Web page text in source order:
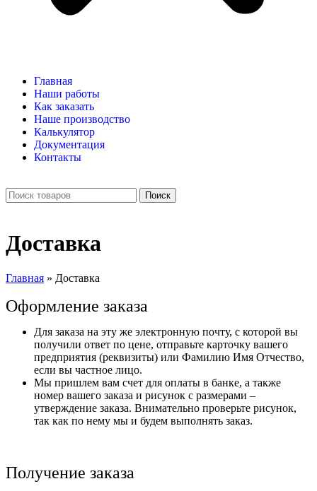
Главная
Наши работы
Как заказать
Наше производство
Калькулятор
Документация
Контакты
Поиск
Доставка
Главная » Доставка
Оформление заказа
Для заказа на эту же электронную почту, с которой вы
получили ответ по цене, отправьте карточку вашего
предприятия (реквизиты) или Фамилию Имя Отчество,
если вы частное лицо.
Мы пришлем вам счет для оплаты в банке, а также
номер вашего заказа и рисунок с размерами –
утверждение заказа. Внимательно проверьте рисунок,
так как по нему мы и будем выполнять заказ.
Получение заказа